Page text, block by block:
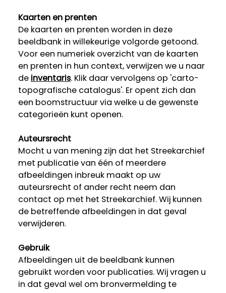
Kaarten en prenten
De kaarten en prenten worden in deze
beeldbank in willekeurige volgorde getoond.
Voor een numeriek overzicht van de kaarten
en prenten in hun context, verwijzen we u naar
de inventaris. Klik daar vervolgens op 'carto-
topografische catalogus'. Er opent zich dan
een boomstructuur via welke u de gewenste
categorieën kunt openen.
Auteursrecht
Mocht u van mening zijn dat het Streekarchief
met publicatie van één of meerdere
afbeeldingen inbreuk maakt op uw
auteursrecht of ander recht neem dan
contact op met het Streekarchief. Wij kunnen
de betreffende afbeeldingen in dat geval
verwijderen.
Gebruik
Afbeeldingen uit de beeldbank kunnen
gebruikt worden voor publicaties. Wij vragen u
in dat geval wel om bronvermelding te